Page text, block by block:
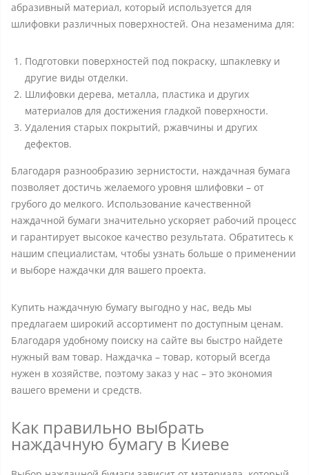
абразивный материал, который используется для
шлифовки различных поверхностей. Она незаменима для:
Подготовки поверхностей под покраску, шпаклевку и
другие виды отделки.
Шлифовки дерева, металла, пластика и других
материалов для достижения гладкой поверхности.
Удаления старых покрытий, ржавчины и других
дефектов.
Благодаря разнообразию зернистости, наждачная бумага
позволяет достичь желаемого уровня шлифовки – от
грубого до мелкого. Использование качественной
наждачной бумаги значительно ускоряет рабочий процесс
и гарантирует высокое качество результата. Обратитесь к
нашим специалистам, чтобы узнать больше о применении
и выборе наждачки для вашего проекта.
Купить наждачную бумагу выгодно у нас, ведь мы
предлагаем широкий ассортимент по доступным ценам.
Благодаря удобному поиску на сайте вы быстро найдете
нужный вам товар. Наждачка – товар, который всегда
нужен в хозяйстве, поэтому заказ у нас – это экономия
вашего времени и средств.
Как правильно выбрать
наждачную бумагу в Киеве